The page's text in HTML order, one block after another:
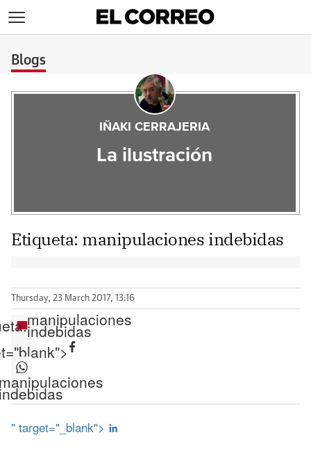
Blogs
IÑAKI CERRAJERIA
La ilustración
Etiqueta: manipulaciones indebidas
Thursday, 23 March 2017, 13:16
manipulaciones
indebidas
" target="_blank">